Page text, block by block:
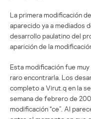
La primera modificación
aparecido ya a mediados
desarrollo paulatino del
aparición de la
Esta modificación fue
raro encontrarla. Los
completo a Virut.q en la
semana de febrero de
modificación “ce”. Al